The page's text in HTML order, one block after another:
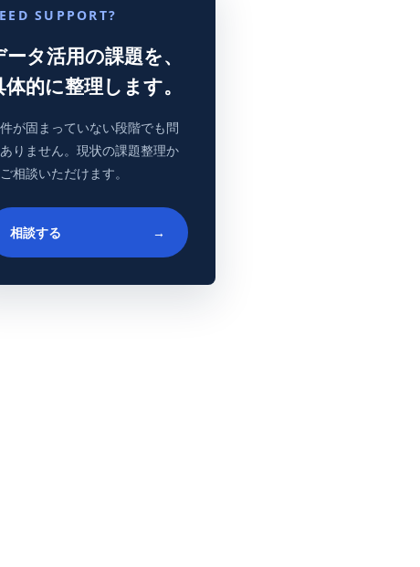
SUPPORT?
ータ活用の課題を、
体的に整理します。
が固まっていない段階でも問
りません。現状の課題整理か
相談いただけます。
相談する →